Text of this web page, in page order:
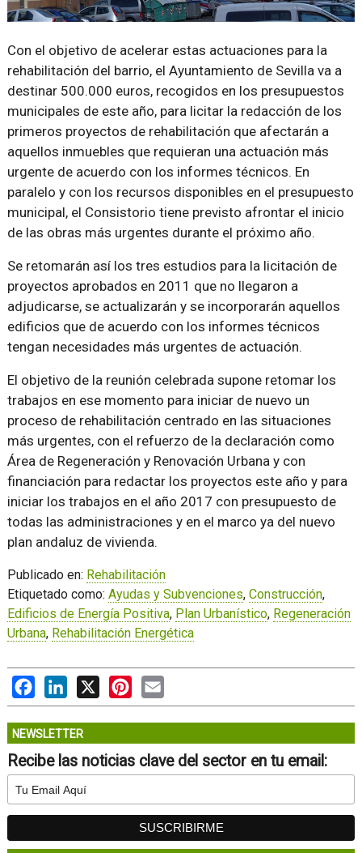
Con el objetivo de acelerar estas actuaciones para la
rehabilitación del barrio, el Ayuntamiento de Sevilla va a
destinar 500.000 euros, recogidos en los presupuestos
municipales de este año, para licitar la redacción de los
primeros proyectos de rehabilitación que afectarán a
aquellos inmuebles que requieran una actuación más
urgente de acuerdo con los informes técnicos. En
paralelo y con los recursos disponibles en el presupuesto
municipal, el Consistorio tiene previsto afrontar el inicio
de las obras más urgentes durante el próximo año.
Se retomarán así los tres estudios para la licitación de
proyectos aprobados en 2011 que no llegaron a
adjudicarse, se actualizarán y se incorporarán aquellos
edificios que de acuerdo con los informes técnicos
tengan necesidades más urgentes de actuación.
El objetivo de la reunión celebrada supone retomar los
trabajos en ese momento para iniciar de nuevo un
proceso de rehabilitación centrado en las situaciones
más urgentes, con el refuerzo de la declaración como
Área de Regeneración y Renovación Urbana y con
financiación para redactar los proyectos este año y para
iniciar los trabajos en el año 2017 con presupuesto de
todas las administraciones y en el marco ya del nuevo
plan andaluz de vivienda.
Publicado en: Rehabilitación
Etiquetado como: Ayudas y Subvenciones, Construcción,
Edificios de Energía Positiva, Plan Urbanístico, Regeneración
Urbana, Rehabilitación Energética
FacebookLinkedIn Pinterest
NEWSLETTER
Recibe las noticias clave del sector en tu email: